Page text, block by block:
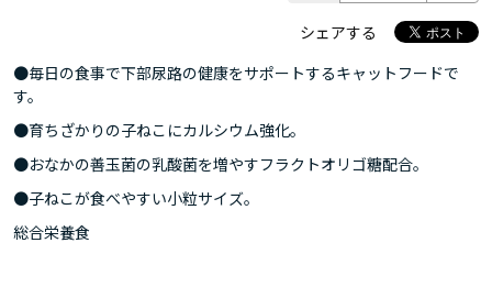
シェアする
●毎日の食事で下部尿路の健康をサポートするキャットフードで
す。
●育ちざかりの子ねこにカルシウム強化。
●おなかの善玉菌の乳酸菌を増やすフラクトオリゴ糖配合。
●子ねこが食べやすい小粒サイズ。
総合栄養食